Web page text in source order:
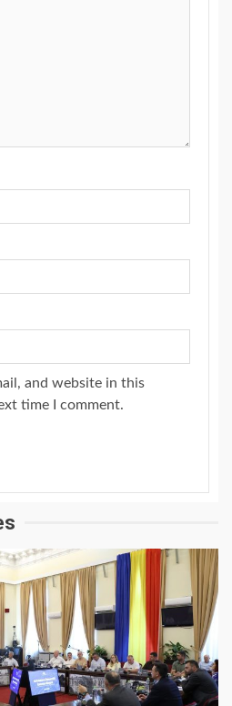
and website in this
time I comment.